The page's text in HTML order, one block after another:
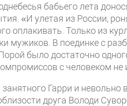
бабьего лета
«И улетая из России,
оплакивать. Только из
мужиков. В поединке с
было достаточно
с человеком
Гарри и невольно
друга Володи